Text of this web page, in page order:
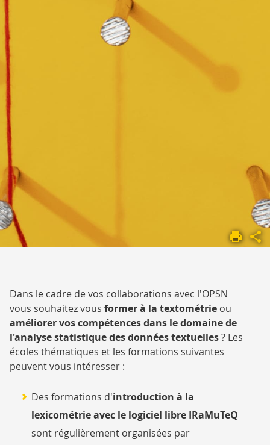
ACCUEIL
NOS
Dans le cadre de vos collaborations avec l'OPSN
vous souhaitez vous former à la textométrie ou
améliorer vos compétences dans le domaine de
l'analyse statistique des données textuelles? Les
écoles thématiques et les formations suivantes
peuvent vous intéresser :
Des formations d'introduction à la
lexicométrie avec le logiciel libre IRaMuTeQ
sont régulièrement organisées par